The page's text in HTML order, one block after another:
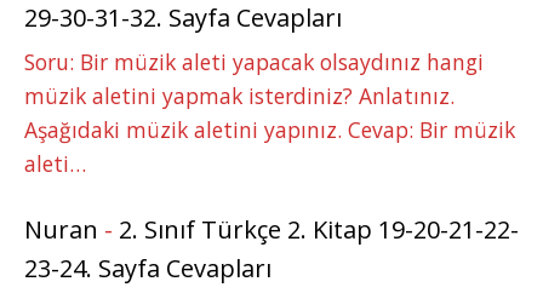
29-30-31-32. Sayfa Cevapları
Soru: Bir müzik aleti yapacak olsaydınız hangi
müzik aletini yapmak isterdiniz? Anlatınız.
Aşağıdaki müzik aletini yapınız. Cevap: Bir müzik
aleti…
Nuran - 2. Sınıf Türkçe 2. Kitap 19-20-21-22-
23-24. Sayfa Cevapları